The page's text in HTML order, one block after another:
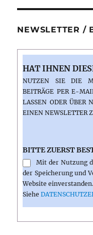
NEWSLETTER /
HAT IHNEN
NUTZEN SIE DIE
BEITRÄGE PER E-
ASSEN ODER ÜBER
INEN NEWSLETTER
BITTE ZUERST
Mit der Nutzung
der Speicherung und
Website einverstanden.
Siehe